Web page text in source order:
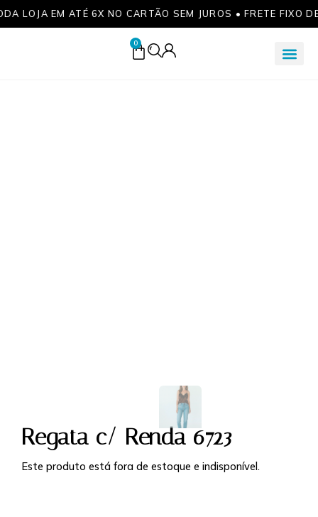
LOJA EM ATÉ 6X NO CARTÃO SEM JUROS • FRETE FIXO
0
Regata c/ Renda 6723
Este produto está fora de estoque e indisponível.